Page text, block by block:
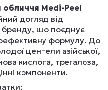
обличчя Medi-Peel
догляд від
бренду, що поєднує
формулу. До
центели азійської,
кислота, трегалоза,
компоненти.